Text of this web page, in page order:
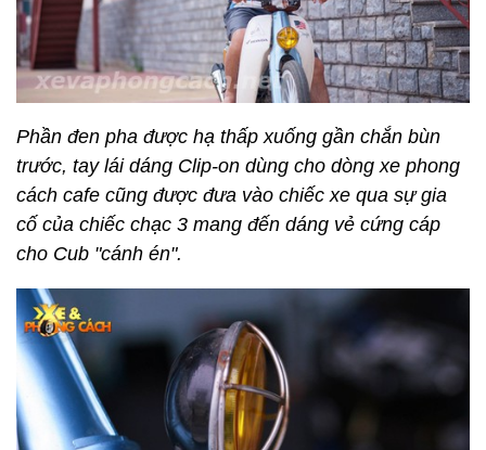
Phần đen pha được hạ thấp xuống gần chắn bùn
trước, tay lái dáng Clip-on dùng cho dòng xe phong
cách cafe cũng được đưa vào chiếc xe qua sự gia
cố của chiếc chạc 3 mang đến dáng vẻ cứng cáp
cho Cub "cánh én".